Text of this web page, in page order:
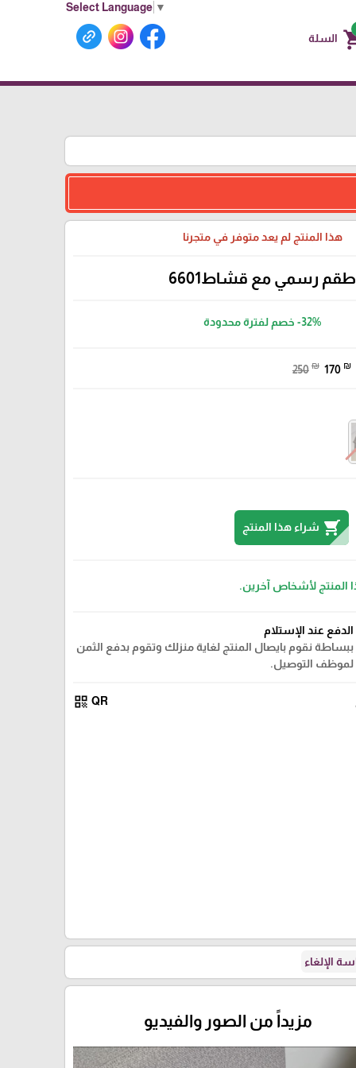
Select Language ▼
السلة
هذا المنتج لم يعد متوفر في متجرنا
طقم رسمي مع قشاط6601
-32%خصم لفترة محدودة
250 ₪ 170 ₪
shopping_cart شراء هذا المنتج
المنتج لأشخاص آخرين.
الدفع عند الإستلام
ببساطة نقوم بايصال المنتج لغاية منزلك وتقوم بدفع الثمن
لموظف التوصيل.
QR
qr_code
الإلغاء
مزيداً من الصور والفيديو